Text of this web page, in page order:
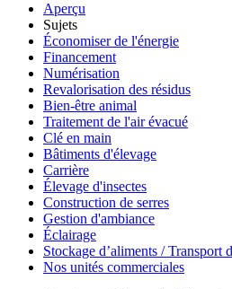
Aperçu
Sujets
Économiser de l'énergie
Financement
Numérisation
Revalorisation des résidus
Bien-être animal
Traitement de l'air évacué
Clé en main
Bâtiments d'élevage
Carrière
Élevage d'insectes
Construction de serres
Gestion d'ambiance
Éclairage
Stockage d’aliments / Transport
Nos unités commerciales